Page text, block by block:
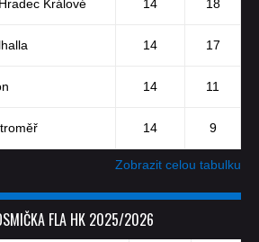
Králové 14 18
14 17
14 11
14 9
Zobrazit celou tabulku
FLA HK 2025/2026